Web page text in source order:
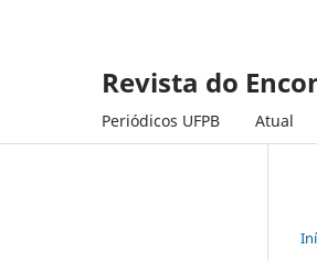
Revista do
Periódicos UFPB Atual